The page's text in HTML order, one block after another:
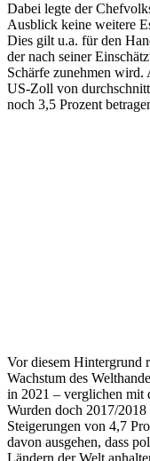
Dabei legte der
Ausblick keine weitere
Dies gilt u.a. für den
der nach seiner
Schärfe zunehmen wird.
US-Zoll von
noch 3,5 Prozent
Vor diesem Hintergrund
Wachstum des
in 2021 – verglichen mit
Wurden doch 2017/
Steigerungen von 4,7
davon ausgehen, dass